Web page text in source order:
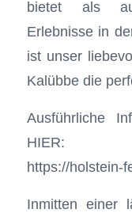
bietet als
Erlebnisse in
ist unser
Kalübbe die
Ausführliche
HIER:
https://holstein-
Inmitten einer